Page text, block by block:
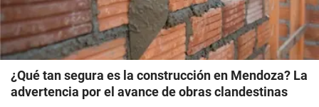
¿Qué tan segura es la construcción en Mendoza? La
advertencia por el avance de obras clandestinas